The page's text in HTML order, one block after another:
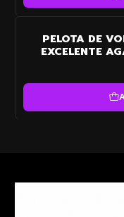
PELOTA DE
EXCELENTE